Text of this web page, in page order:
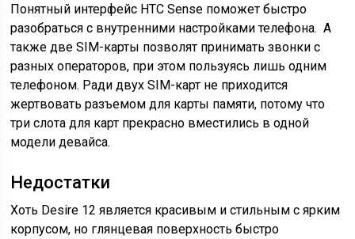
Понятный интерфейс HTC Sense поможет быстро
разобраться с внутренними настройками телефона. А
также две SIM-карты позволят принимать звонки с
разных операторов, при этом пользуясь лишь одним
телефоном. Ради двух SIM-карт не приходится
жертвовать разъемом для карты памяти, потому что
три слота для карт прекрасно вместились в одной
модели девайса.
Недостатки
Хоть Desire 12 является красивым и стильным с ярким
корпусом, но глянцевая поверхность быстро